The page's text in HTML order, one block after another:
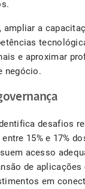
ampliar a
e aproximar
negócio.
desafios
15% e 17%
acesso
de aplicações
em